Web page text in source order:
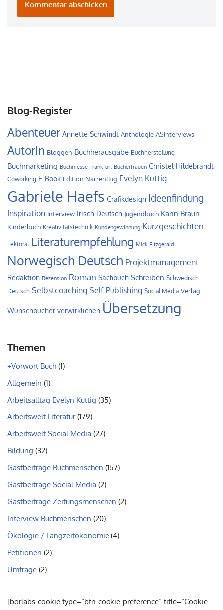
Blog-Register
Abenteuer Annette Schwindt Anthologie ASinterviews
AutorIn Bloggen Buchherausgabe Buchherstellung
Buchmarketing Buchmesse Frankfurt Bücherfrauen Christel Hildebrandt
Coworking E-Book Edition Narrenflug Evelyn Kuttig
Gabriele Haefs Grafikdesign Ideenfindung
Inspiration Interview Irisch Deutsch Jugendbuch Karin Braun
Kinderbuch Kreativitätstechnik Kundengewinnung Kurzgeschichten
Lektorat Literaturempfehlung Mick Fitzgerald
Norwegisch Deutsch Projektmanagement
Redaktion Rezension Roman Sachbuch Schreiben Schwedisch
Deutsch Selbstcoaching Self-Publishing Social Media Verlag
Wunschbücher verwirklichen Übersetzung
Themen
+Vorwort Buch (1)
Allgemein (1)
Arbeitsalltag Evelyn Kuttig (35)
Arbeitswelt Literatur(179)
Arbeitswelt Social Media (27)
Bildung (32)
Gastbeiträge Buchmenschen (157)
Gastbeiträge Social Media (2)
Gastbeiträge Zeitungsmenschen (2)
Interview Buchmenschen (20)
Ökologie / Langzeitökonomie (4)
Petitionen (2)
Umfrage (2)
[borlabs-cookie type=“btn-cookie-preference“ title=“Cookie-